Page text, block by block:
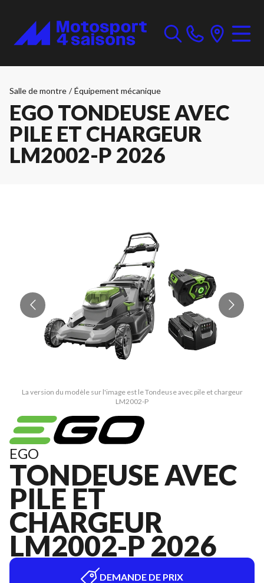
Salle de montre / Équipement mécanique
EGO TONDEUSE AVEC
PILE ET CHARGEUR
LM2002-P 2026
La version du modèle sur l'image est le Tondeuse avec pile et chargeur
LM2002-P
EGO
TONDEUSE AVEC
PILE ET
CHARGEUR
LM2002-P 2026
DEMANDE DE PRIX